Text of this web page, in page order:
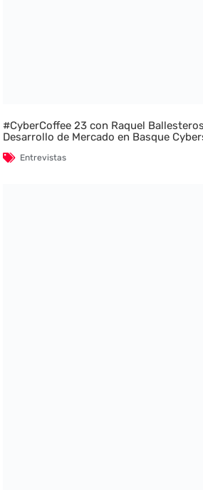
#CyberCoffee 23 con Raquel
Desarrollo de Mercado en Basque
Entrevistas